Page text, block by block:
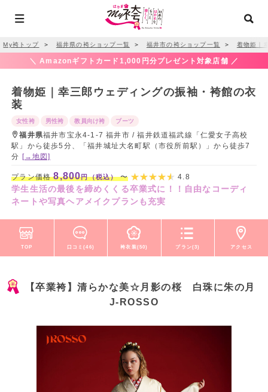
My袴トップ ＞ 福井県の袴ショップ一覧 ＞ 福井市の袴ショップ一覧 ＞ 着物姫｜
＼ Amazonギフトカード1,000円分プレゼント対象店舗 ／
着物姫｜幸三郎ウェディングの振袖・袴館の衣
装
女性袴 男性袴 教員向け袴 ブーツ
福井県福井市宝永4-1-7 福井市 / 福井鉄道福武線「仁愛女子高校
駅」から徒歩5分、「福井城址大名町駅（市役所前駅）」から徒歩7
分 [→地図]
プラン価格8,800円（税込）〜 4.8
学生生活の最後を締めくくる卒業式に！！自由なコーディ
ネートや写真ヘアメイクプランも充実
TOP 口コミ(46) 袴衣装(50) プラン(3) アクセス
【卒業袴】清らかな美☆月影の桜 白珠に朱の月
J-ROSSO